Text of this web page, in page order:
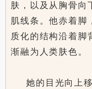
肤，以及从胸骨向
肌线条。他赤着脚
质化的结构沿着脚
渐融为人类肤色。
她的目光向上